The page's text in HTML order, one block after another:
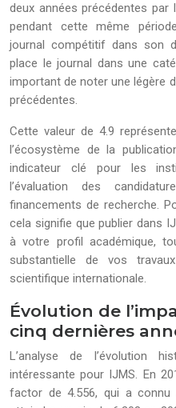
deux années précédentes par
pendant cette même
journal compétitif dans son
place le journal dans une
important de noter une légère
précédentes.
Cette valeur de 4.9
l’écosystème de la
indicateur clé pour les
l’évaluation des
financements de recherche.
cela signifie que publier dans
à votre profil académique,
substantielle de vos
scientifique internationale.
Évolution de
cinq dernières
L’analyse de l’évolution
intéressante pour IJMS. En
factor de 4.556, qui a connu